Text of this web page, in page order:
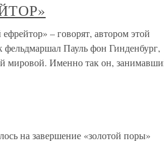
– говорят, автором этой
фельдмаршал Пауль фон Гинденбург,
мировой. Именно так он,
на завершение «золотой поры»